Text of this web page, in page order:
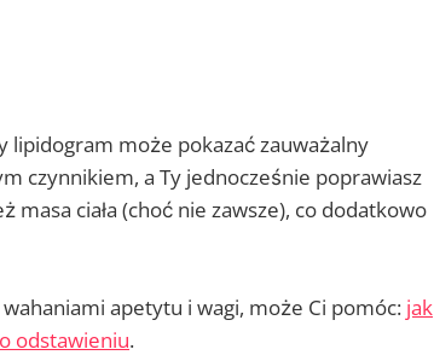
lipidogram może pokazać zauważalny
czynnikiem, a Ty jednocześnie poprawiasz
masa ciała (choć nie zawsze), co dodatkowo
apetytu i wagi, może Ci pomóc: jak
odstawieniu.